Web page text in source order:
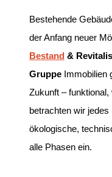
Bestehende
der Anfang neuer
Bestand &
Gruppe Immobilien
Zukunft –
betrachten wir
ökologische,
alle Phasen ein.